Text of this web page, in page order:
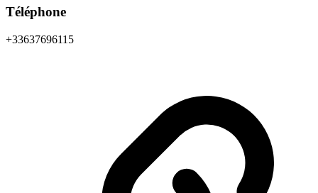
Téléphone
+33637696115